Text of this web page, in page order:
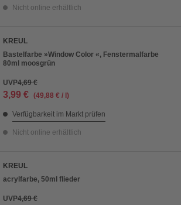
Nicht online erhältlich
KREUL
Bastelfarbe »Window Color «, Fenstermalfarbe
80ml moosgrün
UVP4,69 €
3,99 € (49,88 € / l)
Verfügbarkeit im Markt prüfen
Nicht online erhältlich
KREUL
acrylfarbe, 50ml flieder
UVP4,69 €